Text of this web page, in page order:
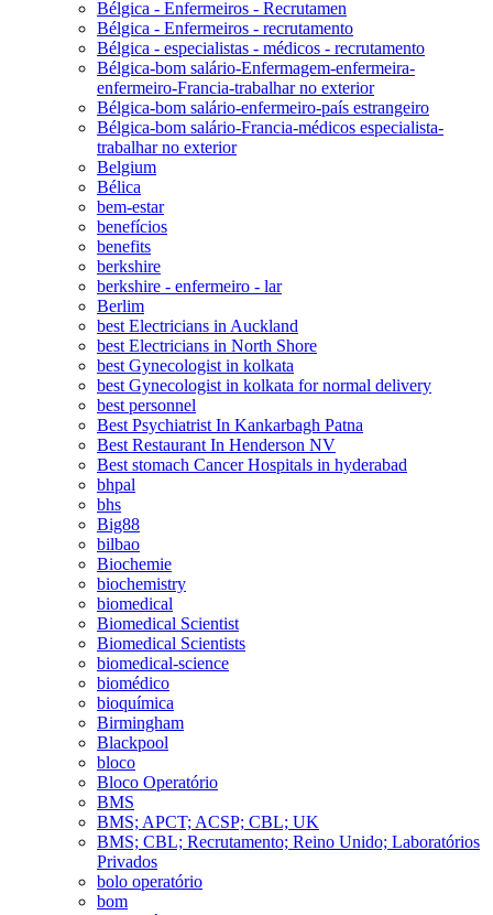
Bélgica - Enfermeiros - Recrutamen
Bélgica - Enfermeiros - recrutamento
Bélgica - especialistas - médicos - recrutamento
Bélgica-bom salário-Enfermagem-enfermeira-
enfermeiro-Francia-trabalhar no exterior
Bélgica-bom salário-enfermeiro-país estrangeiro
Bélgica-bom salário-Francia-médicos especialista-
trabalhar no exterior
Belgium
Bélica
bem-estar
benefícios
benefits
berkshire
berkshire - enfermeiro - lar
Berlim
best Electricians in Auckland
best Electricians in North Shore
best Gynecologist in kolkata
best Gynecologist in kolkata for normal delivery
best personnel
Best Psychiatrist In Kankarbagh Patna
Best Restaurant In Henderson NV
Best stomach Cancer Hospitals in hyderabad
bhpal
bhs
Big88
bilbao
Biochemie
biochemistry
biomedical
Biomedical Scientist
Biomedical Scientists
biomedical-science
biomédico
bioquímica
Birmingham
Blackpool
bloco
Bloco Operatório
BMS
BMS; APCT; ACSP; CBL; UK
BMS; CBL; Recrutamento; Reino Unido; Laboratórios
Privados
bolo operatório
bom